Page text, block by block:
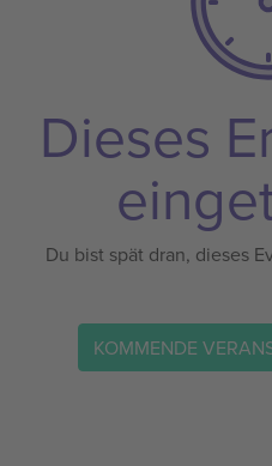
Dieses
Du bist spät dran, dieses
KOMMENDE